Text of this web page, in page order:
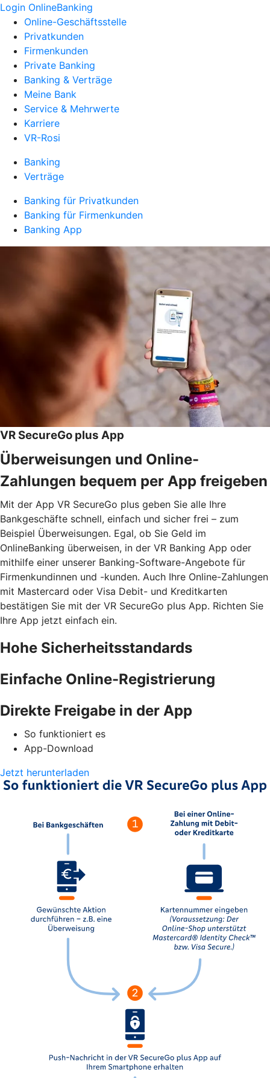
Login OnlineBanking
Online-Geschäftsstelle
Privatkunden
Firmenkunden
Private Banking
Banking & Verträge
Meine Bank
Service & Mehrwerte
Karriere
VR-Rosi
Banking
Verträge
Banking für Privatkunden
Banking für Firmenkunden
Banking App
VR SecureGo plus App
Überweisungen und Online-
Zahlungen bequem per App freigeben
Mit der App VR SecureGo plus geben Sie alle Ihre
Bankgeschäfte schnell, einfach und sicher frei – zum
Beispiel Überweisungen. Egal, ob Sie Geld im
OnlineBanking überweisen, in der VR Banking App oder
mithilfe einer unserer Banking-Software-Angebote für
Firmenkundinnen und -kunden. Auch Ihre Online-Zahlungen
mit Mastercard oder Visa Debit- und Kreditkarten
bestätigen Sie mit der VR SecureGo plus App. Richten Sie
Ihre App jetzt einfach ein.
Hohe Sicherheitsstandards
Einfache Online-Registrierung
Direkte Freigabe in der App
So funktioniert es
App-Download
Jetzt herunterladen